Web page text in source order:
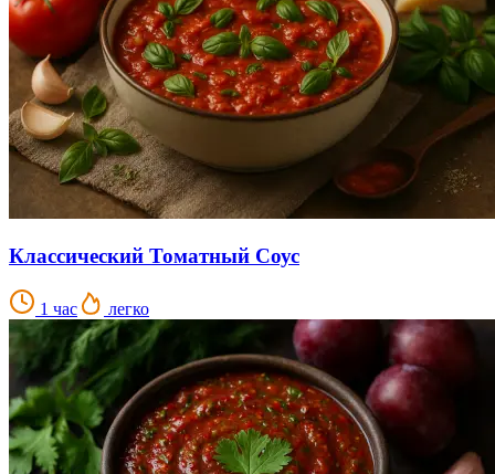
Классический Томатный Соус
1 час легко